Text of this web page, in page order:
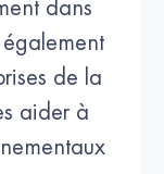
dans
de la
aider à